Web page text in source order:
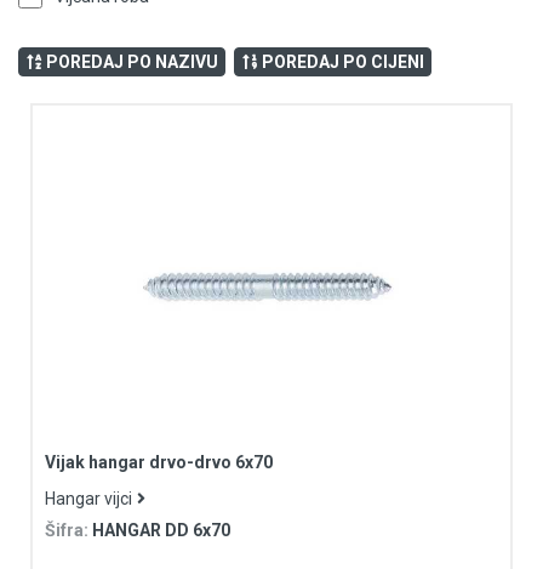
POREDAJ PO NAZIVU POREDAJ PO CIJENI
Vijak hangar drvo-drvo 6x70
Hangar vijci
Šifra: HANGAR DD 6x70